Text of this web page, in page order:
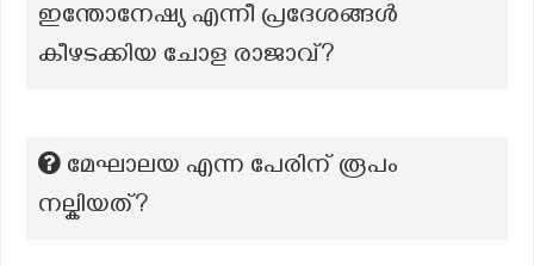
ഇന്തോനേഷ്യ എന്നീ പ്രദേശങ്ങൾ
കീഴടക്കിയ ചോള രാജാവ്?
മേഘാലയ എന്ന പേരിന് രൂപം
നല്കിയത്?